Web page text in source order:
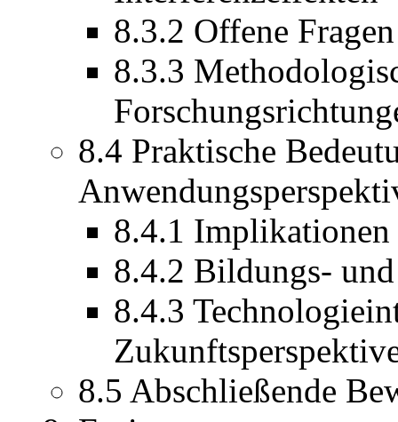
8.3.2 Offene
8.3.3
8.4 Praktische
8.4.1
8.4.2 Bildungs-
8.4.3
8.5 Abschließende